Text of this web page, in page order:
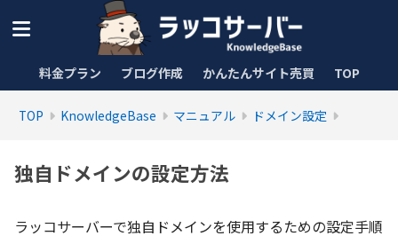
料金プラン ブログ作成 かんたんサイト売買 TOP
TOP KnowledgeBase マニュアル ドメイン設定
独自ドメインの設定方法
ラッコサーバーで独自ドメインを使用するための設定手順